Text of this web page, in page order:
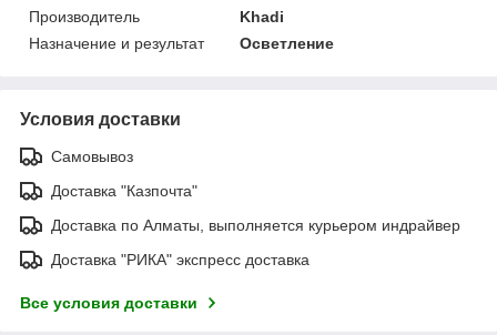
Производитель
Khadi
Назначение и результат
Осветление
Условия доставки
Самовывоз
Доставка "Казпочта"
Доставка по Алматы, выполняется курьером индрайвер
Доставка "РИКА" экспресс доставка
Все условия доставки